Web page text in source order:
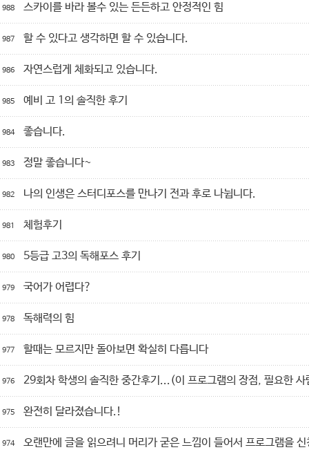
988 스카이를 바라 볼수 있는 든든하고 안정적인 힘
987 할 수 있다고 생각하면 할 수 있습니다.
986 자연스럽게 체화되고 있습니다.
985 예비 고 1의 솔직한 후기
984 좋습니다.
983 정말 좋습니다~
982 나의 인생은 스터디포스를 만나기 전과 후로 나뉩니다.
981 체험후기
980 5등급 고3의 독해포스 후기
979 국어가 어렵다?
978 독해력의 힘
977 할때는 모르지만 돌아보면 확실히 다릅니다
976 29회차 학생의 솔직한 중간후기...(이 프로그램의 장점, 필요한
975 완전히 달라졌습니다.!
974 오랜만에 글을 읽으려니 머리가 굳은 느낌이 들어서 프로그램을